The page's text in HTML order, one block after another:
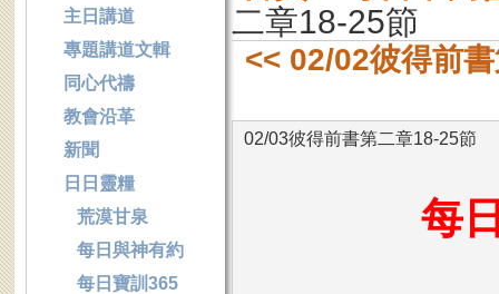
二章18-25節
<< 02/02彼得前
02/03彼得前書第二章18-25節
每
主日講道
專題講道文輯
同心代禱
教會沿革
新聞
日日靈糧
荒漠甘泉
每日與神有約
每日寶訓365